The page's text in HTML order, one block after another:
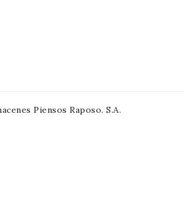
Piensos Raposo. S.A.